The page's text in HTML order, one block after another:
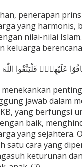
penerapan
yang harmonis,
nilai-nilai
keluarga berencana
عَلَيْهِمْۖ فَلْيَتَّقُوا اللّٰهَ
jawab dalam
yang berfungsi
baik,
yang sejahtera.
satu cara yang
keturunan